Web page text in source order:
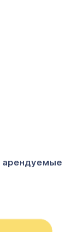
арендуемые